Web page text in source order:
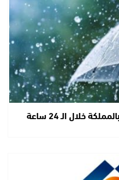
مقاييس الأمطار المسجلة بالمملكة خلال الـ 24 ساعة